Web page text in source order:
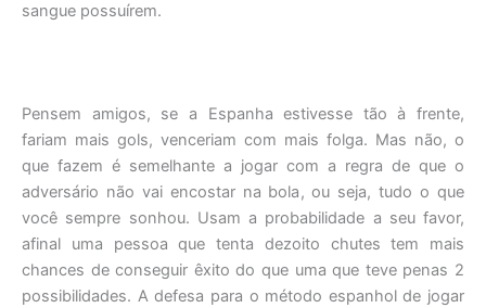
sangue possuírem.
Pensem amigos, se a Espanha estivesse tão à frente,
fariam mais gols, venceriam com mais folga. Mas não, o
que fazem é semelhante a jogar com a regra de que o
adversário não vai encostar na bola, ou seja, tudo o que
você sempre sonhou. Usam a probabilidade a seu favor,
afinal uma pessoa que tenta dezoito chutes tem mais
chances de conseguir êxito do que uma que teve penas 2
possibilidades. A defesa para o método espanhol de jogar